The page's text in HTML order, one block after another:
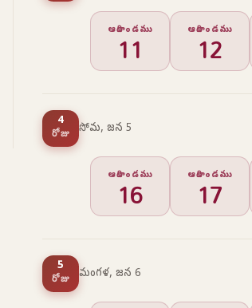
ఆదికాండము
11 ఆదికాండము
12
4
రోజు సోమ, జన 5
ఆదికాండము
16 ఆదికాండము
17
5
రోజు మంగళ, జన 6